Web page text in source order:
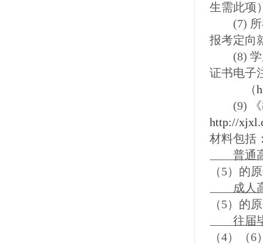
生需此项
(7) 所在
报考定向
(8) 学
证书
（
(9) 《
http://
材料包括
普通高
（5）的
成人高
（5）的
往届毕
（4）（